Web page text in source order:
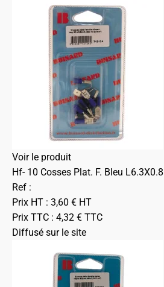
Voir le produit
Hf- 10 Cosses Plat. F. Bleu L6.3X0.8
Ref :
Prix HT : 3,60 € HT
Prix TTC : 4,32 € TTC
Diffusé sur le site